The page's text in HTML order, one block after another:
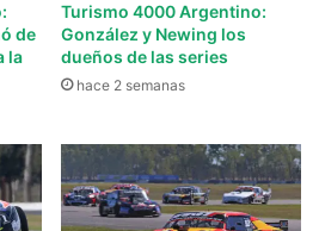
de
la
Turismo 4000 Argentino:
González y Newing los
dueños de las series
hace 2 semanas